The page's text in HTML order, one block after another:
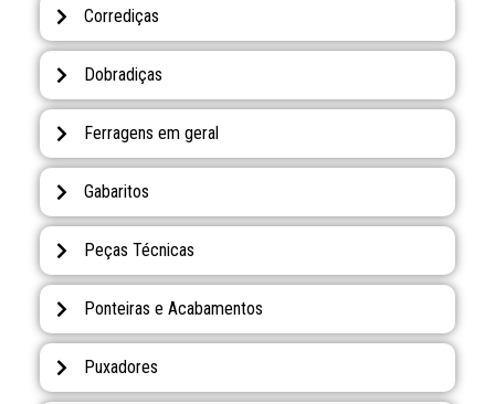
Corrediças
Dobradiças
Ferragens em geral
Gabaritos
Peças Técnicas
Ponteiras e Acabamentos
Puxadores